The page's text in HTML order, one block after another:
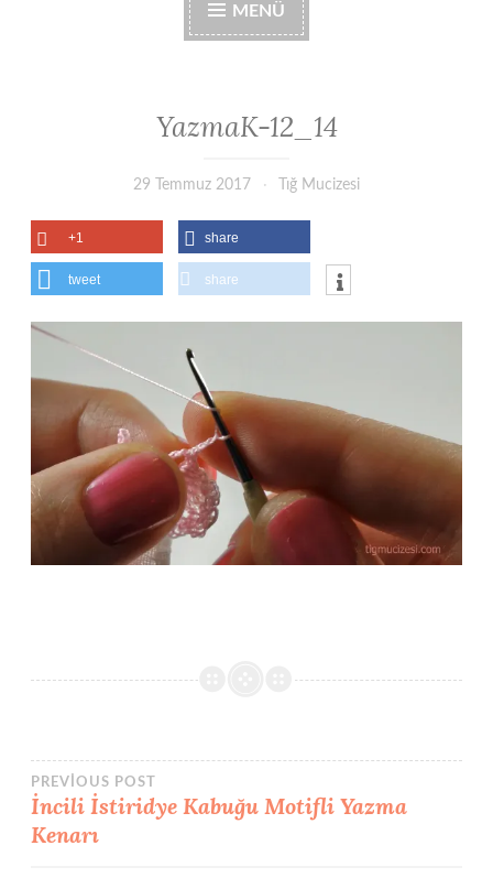
MENÜ
YazmaK-12_14
29 Temmuz 2017 Tığ Mucizesi
+1 share
tweet share
Yazı
gezinmesi
PREVIOUS POST
İncili İstiridye Kabuğu Motifli Yazma
Kenarı